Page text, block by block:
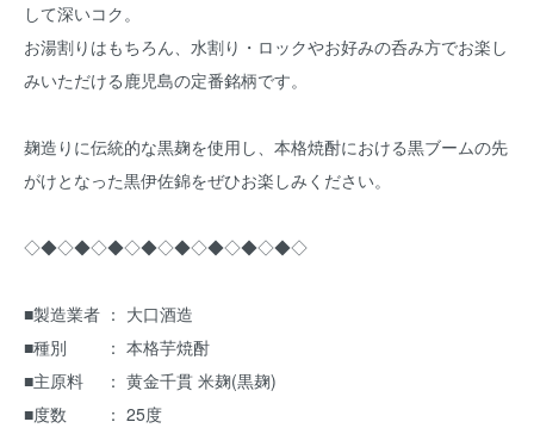
して深いコク。
お湯割りはもちろん、水割り・ロックやお好みの呑み方でお楽し
みいただける鹿児島の定番銘柄です。
麹造りに伝統的な黒麹を使用し、本格焼酎における黒ブームの先
がけとなった黒伊佐錦をぜひお楽しみください。
◇◆◇◆◇◆◇◆◇◆◇◆◇◆◇◆◇
■製造業者 ： 大口酒造
■種別 ： 本格芋焼酎
■主原料 ： 黄金千貫 米麹(黒麹)
■度数 ： 25度